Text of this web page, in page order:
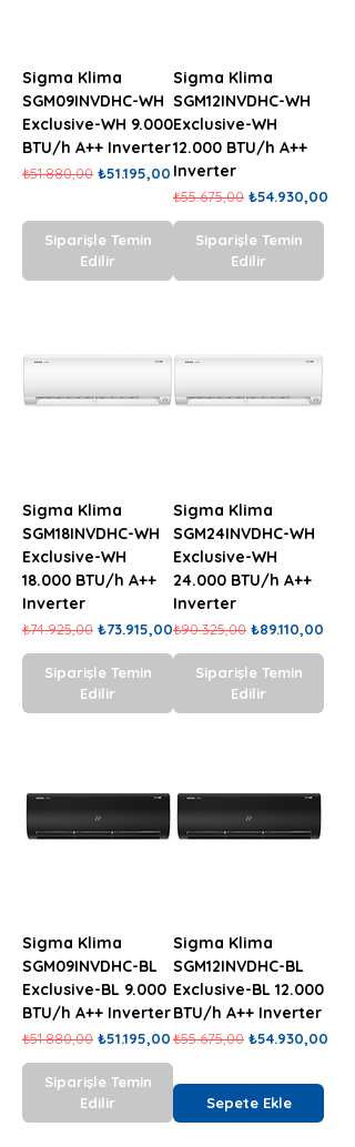
Sigma Klima
SGM09INVDHC-WH
Exclusive-WH 9.000
BTU/h A++ Inverter
Normal Fiyat
₺51.880,00 İndirimli Fiyat
₺51.195,00
Siparişle Temin
Edilir
Sigma Klima
SGM12INVDHC-WH
Exclusive-WH
12.000 BTU/h A++
Inverter
Normal Fiyat
₺55.675,00 İndirimli Fiyat
₺54.930,00
Siparişle Temin
Edilir
Sigma Klima
SGM18INVDHC-WH
Exclusive-WH
18.000 BTU/h A++
Inverter
Normal Fiyat
₺74.925,00 İndirimli Fiyat
₺73.915,00
Siparişle Temin
Edilir
Sigma Klima
SGM24INVDHC-WH
Exclusive-WH
24.000 BTU/h A++
Inverter
Normal Fiyat
₺90.325,00 İndirimli Fiyat
₺89.110,00
Siparişle Temin
Edilir
Sigma Klima
SGM09INVDHC-BL
Exclusive-BL 9.000
BTU/h A++ Inverter
Normal Fiyat
₺51.880,00 İndirimli Fiyat
₺51.195,00
Siparişle Temin
Edilir
Sigma Klima
SGM12INVDHC-BL
Exclusive-BL 12.000
BTU/h A++ Inverter
Normal Fiyat
₺55.675,00 İndirimli Fiyat
₺54.930,00
Sepete Ekle